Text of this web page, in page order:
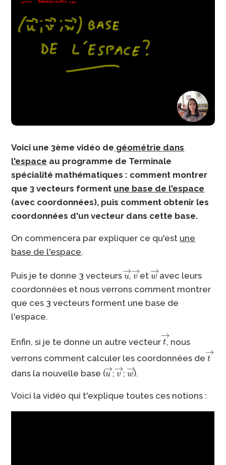
Voici une 3ème vidéo de géométrie dans
l'espace au programme de Terminale
spécialité mathématiques : comment montrer
que 3 vecteurs forment une base de l'espace
(avec coordonnées), puis comment obtenir les
coordonnées d'un vecteur dans cette base.
On commencera par expliquer ce qu'est une
base de l'espace.
Puis je te donne 3 vecteursu→
,v→
etw→
avec leurs
coordonnées et nous verrons comment montrer
que ces 3 vecteurs forment une base de
l'espace.
Enfin, si je te donne un autre vecteurt→
, nous
verrons comment calculer les coordonnées det→
dans la nouvelle base (u→
;v→
;w→
).
Voici la vidéo qui t'explique toutes ces notions :